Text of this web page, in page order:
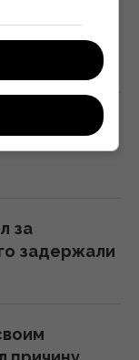
сроки
за
задержали